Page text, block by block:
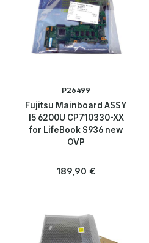
P26499
Fujitsu Mainboard ASSY
I5 6200U CP710330-XX
for LifeBook S936 new
OVP
Regulärer Preis:
189,90 €